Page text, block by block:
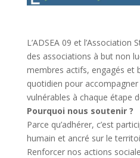
L’ADSEA 09 et l’Association
des associations à but non
membres actifs, engagés et
quotidien pour
vulnérables à chaque étape
Pourquoi nous soutenir ?
Parce qu’adhérer, c’est
humain et ancré sur le
Renforcer nos actions